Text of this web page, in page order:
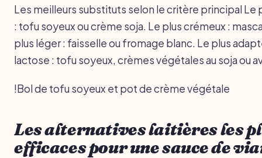
Les meilleurs substituts selon le critère principal Le
: tofu soyeux ou crème soja. Le plus crémeux :
plus léger : faisselle ou fromage blanc. Le plus
lactose : tofu soyeux, crèmes végétales au soja ou
!Bol de tofu soyeux et pot de crème végétale
Les alternatives laitières les
efficaces pour une sauce de